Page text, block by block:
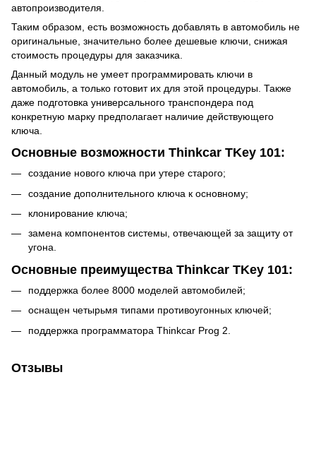
автопроизводителя.
Таким образом, есть возможность добавлять в автомобиль не
оригинальные, значительно более дешевые ключи, снижая
стоимость процедуры для заказчика.
Данный модуль не умеет программировать ключи в
автомобиль, а только готовит их для этой процедуры. Также
даже подготовка универсального транспондера под
конкретную марку предполагает наличие действующего
ключа.
Основные возможности Thinkcar TKey 101:
создание нового ключа при утере старого;
создание дополнительного ключа к основному;
клонирование ключа;
замена компонентов системы, отвечающей за защиту от
угона.
Основные преимущества Thinkcar TKey 101:
поддержка более 8000 моделей автомобилей;
оснащен четырьмя типами противоугонных ключей;
поддержка программатора Thinkcar Prog 2.
Отзывы